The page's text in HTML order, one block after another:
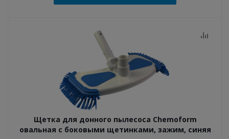
Щетка для донного пылесоса Chemoform
овальная с боковыми щетинками, зажим, синяя